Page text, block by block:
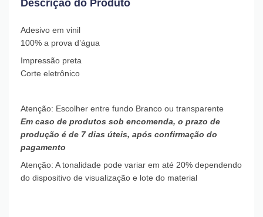
Descrição do Produto
Adesivo em vinil
100% a prova d’água
Impressão preta
Corte eletrônico
Atenção: Escolher entre fundo Branco ou transparente
Em caso de produtos sob encomenda, o prazo de
produção é de 7 dias úteis, após confirmação do
pagamento
Atenção: A tonalidade pode variar em até 20% dependendo
do dispositivo de visualização e lote do material